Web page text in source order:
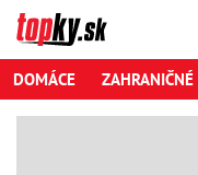
DOMÁCE ZAHRANIČNÉ